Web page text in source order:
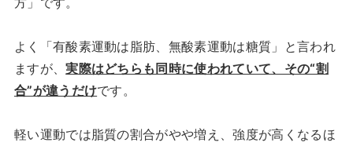
よく「有酸素運動は脂肪、無酸素運動は糖質」と言われ
ますが、実際はどちらも同時に使われていて、その“割
合”が違うだけです。
軽い運動では脂質の割合がやや増え、強度が高くなるほ